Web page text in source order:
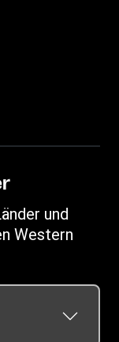
und
Western